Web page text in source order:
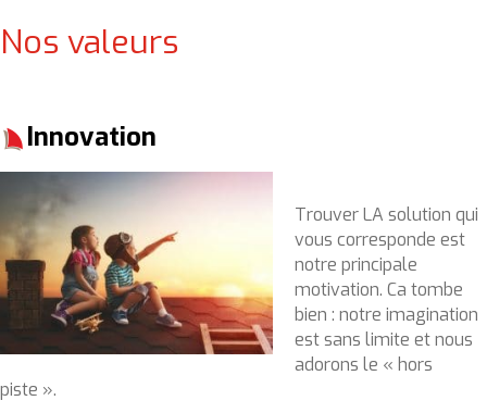
Nos valeurs
Innovation
Trouver LA solution qui
vous corresponde est
notre principale
motivation. Ca tombe
bien : notre imagination
est sans limite et nous
adorons le « hors
piste ».